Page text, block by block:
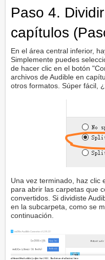
Paso 4.
capítulos
En el área central inferior,
Simplemente puedes
de hacer clic en el botón
archivos de Audible en
otros formatos. Súper fácil,
Una vez terminado, haz clic
para abrir las carpetas que
convertidos. Si dividiste
en la subcarpeta, como se
continuación.